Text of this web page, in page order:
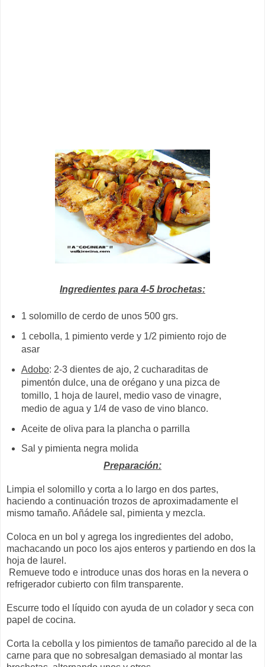
Ingredientes para 4-5 brochetas:
1 solomillo de cerdo de unos 500 grs.
1 cebolla, 1 pimiento verde y 1/2 pimiento rojo de
asar
Adobo: 2-3 dientes de ajo, 2 cucharaditas de
pimentón dulce, una de orégano y una pizca de
tomillo, 1 hoja de laurel, medio vaso de vinagre,
medio de agua y 1/4 de vaso de vino blanco.
Aceite de oliva para la plancha o parrilla
Sal y pimienta negra molida
Preparación:
Limpia el solomillo y corta a lo largo en dos partes,
haciendo a continuación trozos de aproximadamente el
mismo tamaño. Añádele sal, pimienta y mezcla.
Coloca en un bol y agrega los ingredientes del adobo,
machacando un poco los ajos enteros y partiendo en dos la
hoja de laurel.
Remueve todo e introduce unas dos horas en la nevera o
refrigerador cubierto con film transparente.
Escurre todo el líquido con ayuda de un colador y seca con
papel de cocina.
Corta la cebolla y los pimientos de tamaño parecido al de la
carne para que no sobresalgan demasiado al montar las